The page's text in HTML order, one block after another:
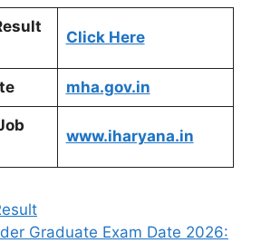
Click Here
mha.gov.in
www.iharyana.in
Graduate Exam Date 2026: